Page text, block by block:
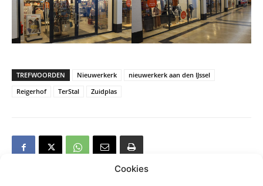
Cookies
TREFWOORDEN Nieuwerkerk
nieuwerkerk aan den IJssel
Reigerhof
TerStal Zuidplas